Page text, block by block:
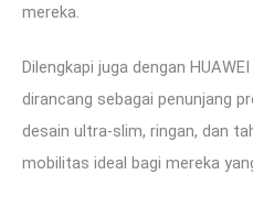
mereka.
Dilengkapi juga dengan
dirancang sebagai penunjang
desain ultra-slim, ringan, dan
mobilitas ideal bagi mereka